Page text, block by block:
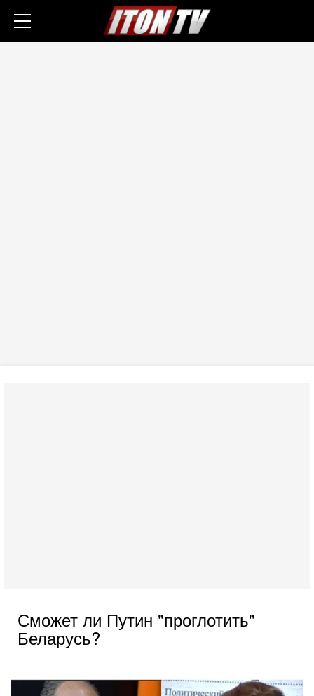
Сможет ли Путин "проглотить"
Беларусь?